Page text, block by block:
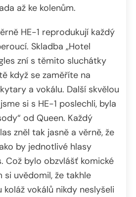
až ke kolenům.
HE-1 reprodukují každý
Skladba „Hotel
zní s těmito sluchátky
když se zaměříte na
a vokálu. Další skvělou
si s HE-1 poslechli, byla
od Queen. Každý
zněl tak jasně a věrně, že
by jednotlivé hlasy
Což bylo obzvlášť komické
si uvědomil, že takhle
vokálů nikdy neslyšeli